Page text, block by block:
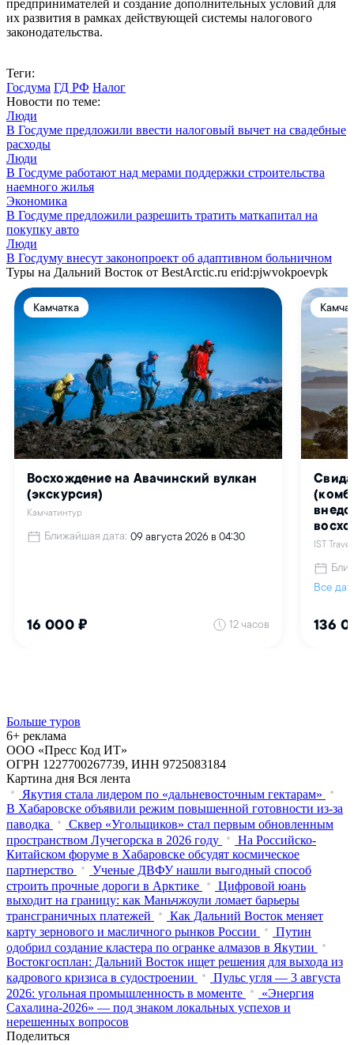
предпринимателей и создание дополнительных условий для
их развития в рамках действующей системы налогового
законодательства.
Теги:
Госдума ГД РФ Налог
Новости по теме:
Люди
В Госдуме предложили ввести налоговый вычет на свадебные
расходы
Люди
В Госдуме работают над мерами поддержки строительства
наемного жилья
Экономика
В Госдуме предложили разрешить тратить маткапитал на
покупку авто
Люди
В Госдуму внесут законопроект об адаптивном больничном
Туры на Дальний Восток от BestArctic.ru erid:pjwvokpoevpk
Больше туров
6+ реклама
ООО «Пресс Код ИТ»
ОГРН 1227700267739, ИНН 9725083184
Картина дня Вся лента
Якутия стала лидером по «дальневосточным гектарам»
В Хабаровске объявили режим повышенной готовности из‑за
паводка
Сквер «Угольщиков» стал первым обновленным
пространством Лучегорска в 2026 году
На Российско-
Китайском форуме в Хабаровске обсудят космическое
партнерство
Ученые ДВФУ нашли выгодный способ
строить прочные дороги в Арктике
Цифровой юань
выходит на границу: как Маньчжоули ломает барьеры
трансграничных платежей
Как Дальний Восток меняет
карту зернового и масличного рынков России
Путин
одобрил создание кластера по огранке алмазов в Якутии
Востокгосплан: Дальний Восток ищет решения для выхода из
кадрового кризиса в судостроении
Пульс угля — 3 августа
2026: угольная промышленность в моменте
«Энергия
Сахалина-2026» — под знаком локальных успехов и
нерешенных вопросов
Поделиться